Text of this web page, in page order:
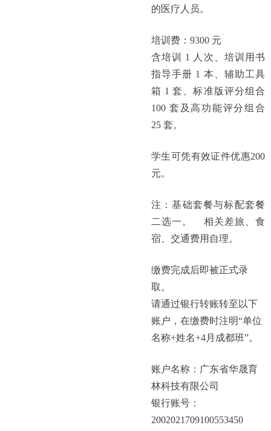
的医疗人员。
培训费：9300 元
含培训 1 人次、培训用书
指导手册 1 本、辅助工具
箱 1 套、标准版评分组合
100 套及高功能评分组合
25 套。
学生可凭有效证件优惠200
元。
注：基础套餐与标配套餐
二选一。
相关差旅、食
宿、交通费用自理。
缴费完成后即被正式录
取。
请通过银行转账转至以下
账户，在缴费时注明“单位
名称+姓名+4月成都班”。
账户名称：广东省华晟育
林科技有限公司
银行账号：
2002021709100553450